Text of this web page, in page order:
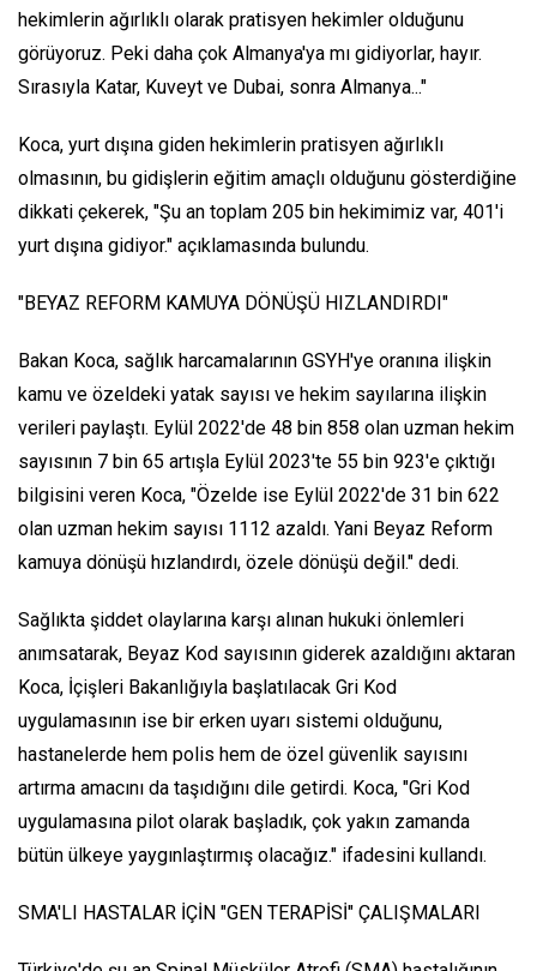
hekimlerin ağırlıklı olarak pratisyen hekimler olduğunu
görüyoruz. Peki daha çok Almanya'ya mı gidiyorlar, hayır.
Sırasıyla Katar, Kuveyt ve Dubai, sonra Almanya..."
Koca, yurt dışına giden hekimlerin pratisyen ağırlıklı
olmasının, bu gidişlerin eğitim amaçlı olduğunu gösterdiğine
dikkati çekerek, "Şu an toplam 205 bin hekimimiz var, 401'i
yurt dışına gidiyor." açıklamasında bulundu.
"BEYAZ REFORM KAMUYA DÖNÜŞÜ HIZLANDIRDI"
Bakan Koca, sağlık harcamalarının GSYH'ye oranına ilişkin
kamu ve özeldeki yatak sayısı ve hekim sayılarına ilişkin
verileri paylaştı. Eylül 2022'de 48 bin 858 olan uzman hekim
sayısının 7 bin 65 artışla Eylül 2023'te 55 bin 923'e çıktığı
bilgisini veren Koca, "Özelde ise Eylül 2022'de 31 bin 622
olan uzman hekim sayısı 1112 azaldı. Yani Beyaz Reform
kamuya dönüşü hızlandırdı, özele dönüşü değil." dedi.
Sağlıkta şiddet olaylarına karşı alınan hukuki önlemleri
anımsatarak, Beyaz Kod sayısının giderek azaldığını aktaran
Koca, İçişleri Bakanlığıyla başlatılacak Gri Kod
uygulamasının ise bir erken uyarı sistemi olduğunu,
hastanelerde hem polis hem de özel güvenlik sayısını
artırma amacını da taşıdığını dile getirdi. Koca, "Gri Kod
uygulamasına pilot olarak başladık, çok yakın zamanda
bütün ülkeye yaygınlaştırmış olacağız." ifadesini kullandı.
SMA'LI HASTALAR İÇİN "GEN TERAPİSİ" ÇALIŞMALARI